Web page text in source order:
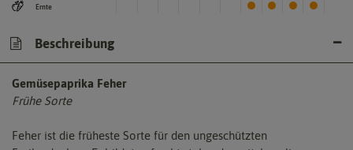
Ernte
Beschreibung
Gemüsepaprika Feher
Frühe Sorte
Feher ist die früheste Sorte für den ungeschützten